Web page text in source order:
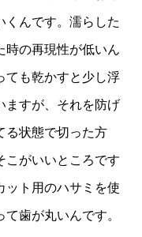
くんです。濡らした
時の再現性が低いん
ても乾かすと少し浮
ますが、それを防げ
る状態で切った方
こがいいところです
ット用のハサミを使
歯が丸いんです。